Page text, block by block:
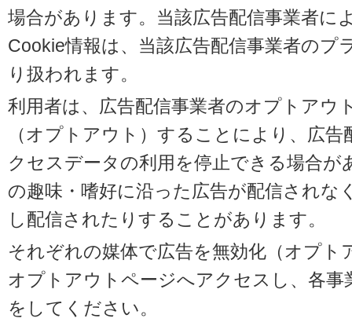
場合があります。当該広告配信事業者に
Cookie情報は、当該広告配信事業者のプ
り扱われます。
利用者は、広告配信事業者のオプトアウ
（オプトアウト）することにより、広
クセスデータの利用を停止できる場合が
の趣味・嗜好に沿った広告が配信されな
し配信されたりすることがあります。
それぞれの媒体で広告を無効化（オプト
オプトアウトページへアクセスし、各
をしてください。